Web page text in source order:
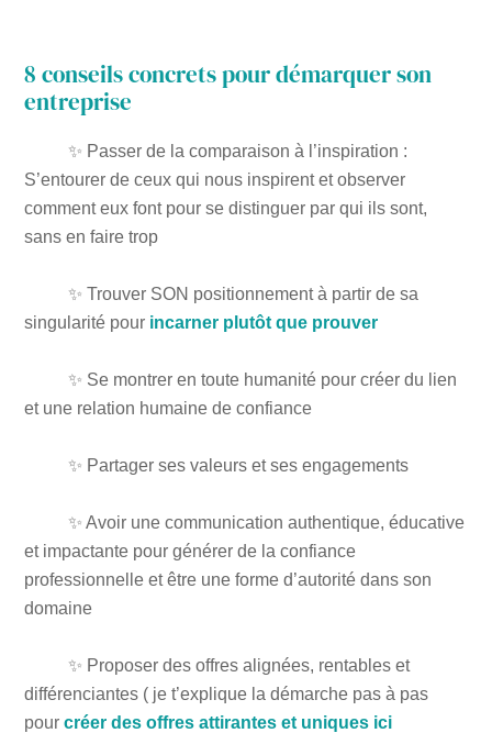
8 conseils concrets pour démarquer son
entreprise
✨ Passer de la comparaison à l’inspiration :
S’entourer de ceux qui nous inspirent et observer
comment eux font pour se distinguer par qui ils sont,
sans en faire trop
✨ Trouver SON positionnement à partir de sa
singularité pour incarner plutôt que prouver
✨ Se montrer en toute humanité pour créer du lien
et une relation humaine de confiance
✨ Partager ses valeurs et ses engagements
✨ Avoir une communication authentique, éducative
et impactante pour générer de la confiance
professionnelle et être une forme d’autorité dans son
domaine
✨ Proposer des offres alignées, rentables et
différenciantes ( je t’explique la démarche pas à pas
pourcréer des offres attirantes et uniques ici